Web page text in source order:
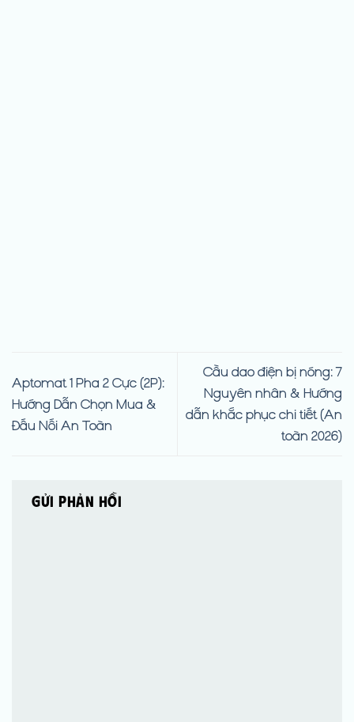
Aptomat 1 Pha 2 Cực (2P):
Hướng Dẫn Chọn Mua &
Đấu Nối An Toàn
Cầu dao điện bị nóng: 7
Nguyên nhân & Hướng
dẫn khắc phục chi tiết (An
toàn 2026)
Gửi phản hồi